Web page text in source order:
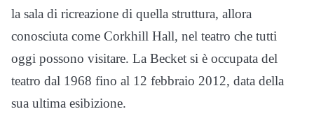
la sala di ricreazione di quella struttura, allora
conosciuta come Corkhill Hall, nel teatro che tutti
oggi possono visitare. La Becket si è occupata del
teatro dal 1968 fino al 12 febbraio 2012, data della
sua ultima esibizione.